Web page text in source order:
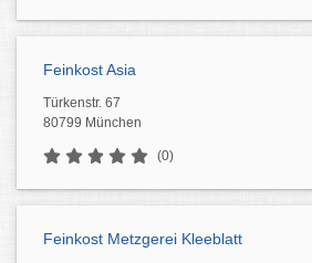
Feinkost Asia
Türkenstr. 67
80799 München
(0)
Feinkost Metzgerei Kleeblatt